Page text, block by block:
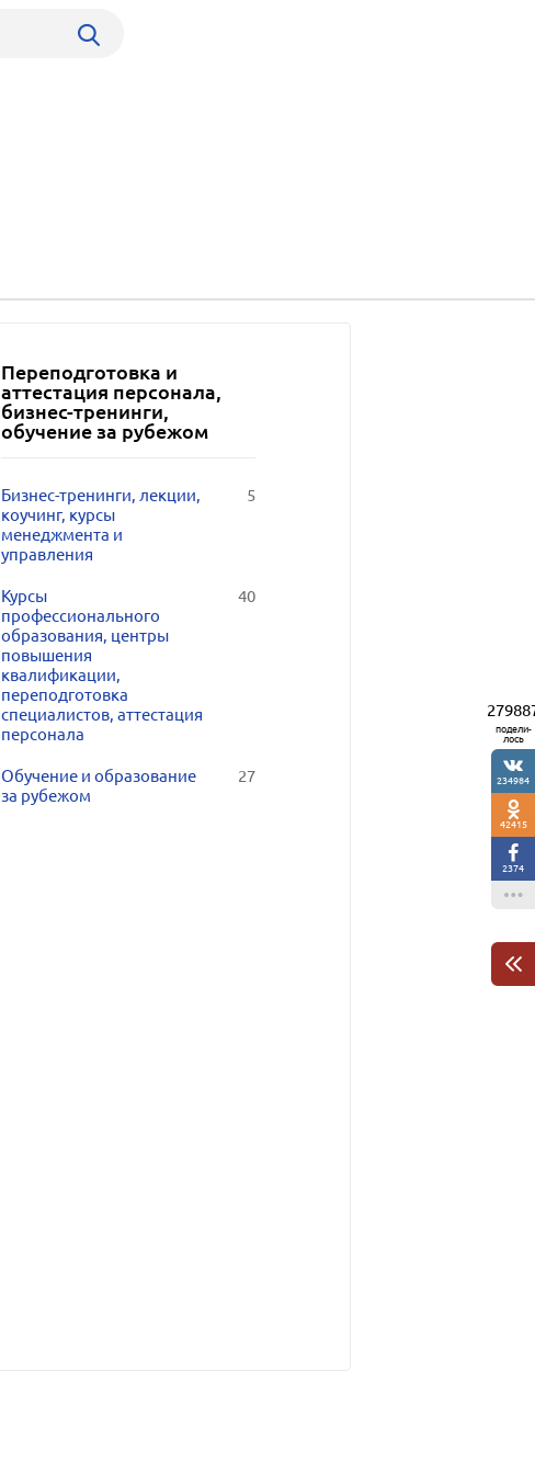
Переподготовка и
аттестация персонала,
бизнес-тренинги,
обучение за рубежом
Бизнес-тренинги, лекции,
коучинг, курсы
менеджмента и
управления
5
Курсы
профессионального
образования, центры
повышения
квалификации,
переподготовка
специалистов, аттестация
персонала
40
Обучение и образование
за рубежом
27
подели-
лось
234984
42415
2374